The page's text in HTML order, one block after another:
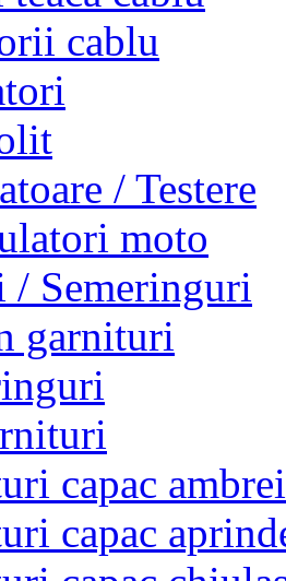
cablu
/ Testere
moto
/ Semeringuri
garnituri
capac
capac